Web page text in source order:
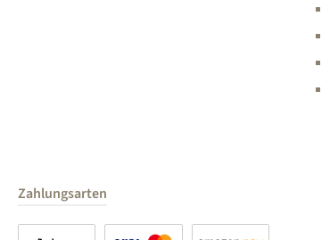
Zahlungsarten